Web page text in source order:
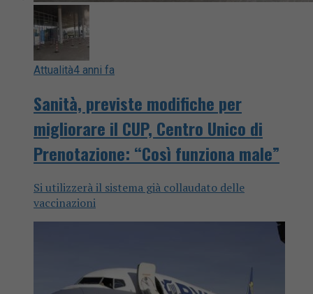
Attualità4 anni fa
Sanità, previste modifiche per
migliorare il CUP, Centro Unico di
Prenotazione: “Così funziona male”
Si utilizzerà il sistema già collaudato delle
vaccinazioni